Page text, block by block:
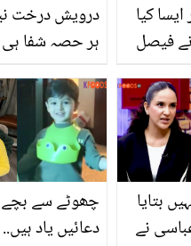
درویش درخت
ہر حصہ شفا ہی
اٹھا سکتے ہیں
کیا
فیصل
چھوٹے سے بچے
دعائیں یاد
بتایا
نے